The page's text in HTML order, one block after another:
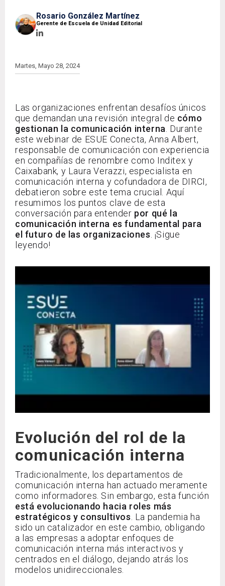
Rosario González Martínez
Gerente de Escuela de Unidad Editorial
Martes, Mayo 28, 2024
Las organizaciones enfrentan desafíos únicos
que demandan una revisión integral de cómo
gestionan la comunicación interna . Durante
este webinar de ESUE Conecta, Anna Albert,
responsable de comunicación con experiencia
en compañías de renombre como Inditex y
Caixabank, y Laura Verazzi, especialista en
comunicación interna y cofundadora de DIRCI,
debatieron sobre este tema crucial. Aquí
resumimos los puntos clave de esta
conversación para entender por qué la
comunicación interna es fundamental para
el futuro de las organizaciones . ¡Sigue
leyendo!
Evolución del rol de la
comunicación interna
Tradicionalmente, los departamentos de
comunicación interna han actuado meramente
como informadores. Sin embargo, esta función
está evolucionando hacia roles más
estratégicos y consultivos . La pandemia ha
sido un catalizador en este cambio, obligando
a las empresas a adoptar enfoques de
comunicación interna más interactivos y
centrados en el diálogo, dejando atrás los
modelos unidireccionales.